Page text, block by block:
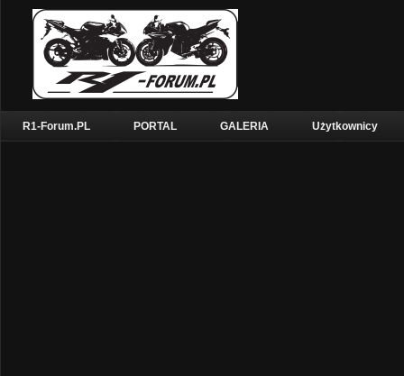
R1-Forum.PL PORTAL GALERIA Użytkownicy